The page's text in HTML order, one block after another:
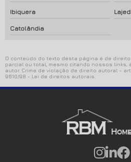
Ibiquera
Catolândia
O conteúdo do texto desta página é de
parcial ou total, mesmo citando nossos links,
autor. Crime de violação de direito autoral –
9610/98 - Lei de direitos autorais.